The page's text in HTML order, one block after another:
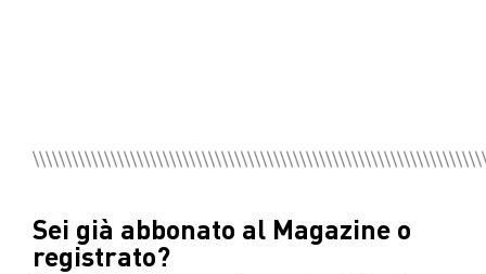
Sei già abbonato al Magazine o
registrato?